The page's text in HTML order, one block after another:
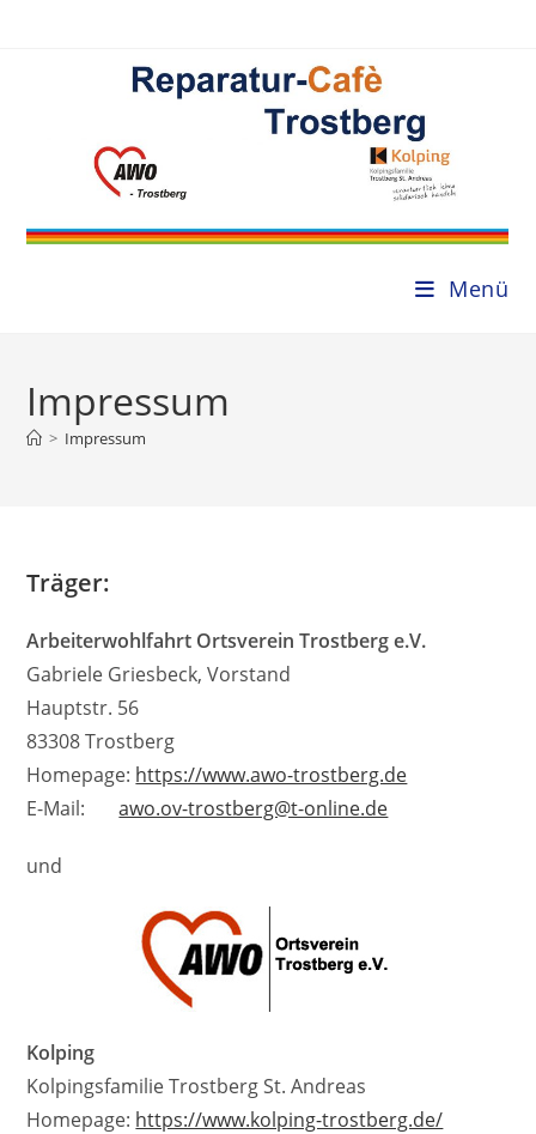
Menü
Impressum
> Impressum
Träger:
Arbeiterwohlfahrt Ortsverein Trostberg e.V.
Gabriele Griesbeck, Vorstand
Hauptstr. 56
83308 Trostberg
Homepage: https://www.awo-trostberg.de
E-Mail:awo.ov-trostberg@t-online.de
und
Kolping
Kolpingsfamilie Trostberg St. Andreas
Homepage: https://www.kolping-trostberg.de/